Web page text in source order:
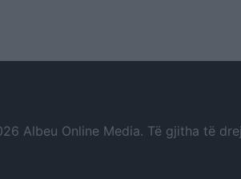
Albeu Online Media. Të gjitha të